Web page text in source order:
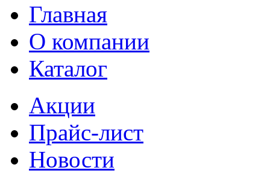
Главная
О компании
Каталог
Акции
Прайс-лист
Новости